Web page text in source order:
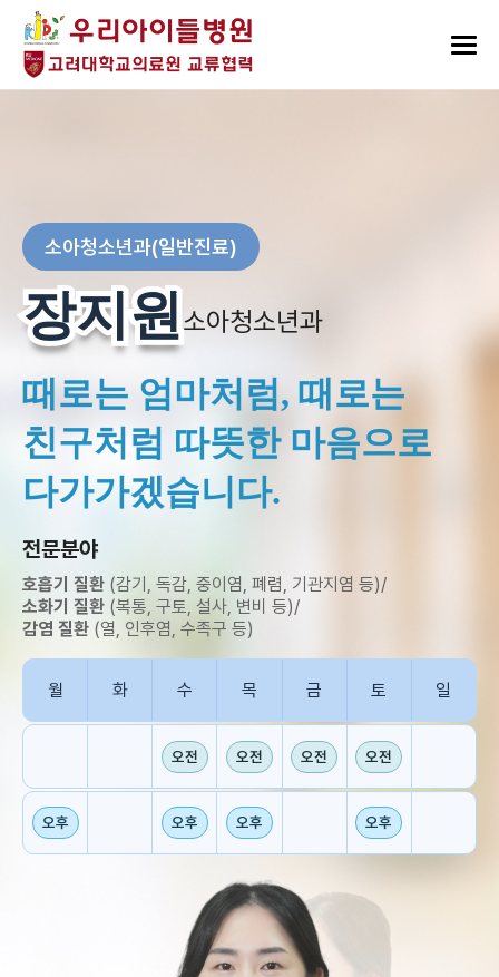
소아청소년과(일반진료)
장지원
장지원소아청소년과
때로는 엄마처럼, 때로는
친구처럼 따뜻한 마음으로
다가가겠습니다.
전문분야
호흡기 질환 (감기, 독감, 중이염, 폐렴, 기관지염 등)/
소화기 질환 (복통, 구토, 설사, 변비 등)/
감염 질환 (열, 인후염, 수족구 등)
월 화 수 목 금 토 일
오전 오전 오전 오전
오후 오후 오후 오후